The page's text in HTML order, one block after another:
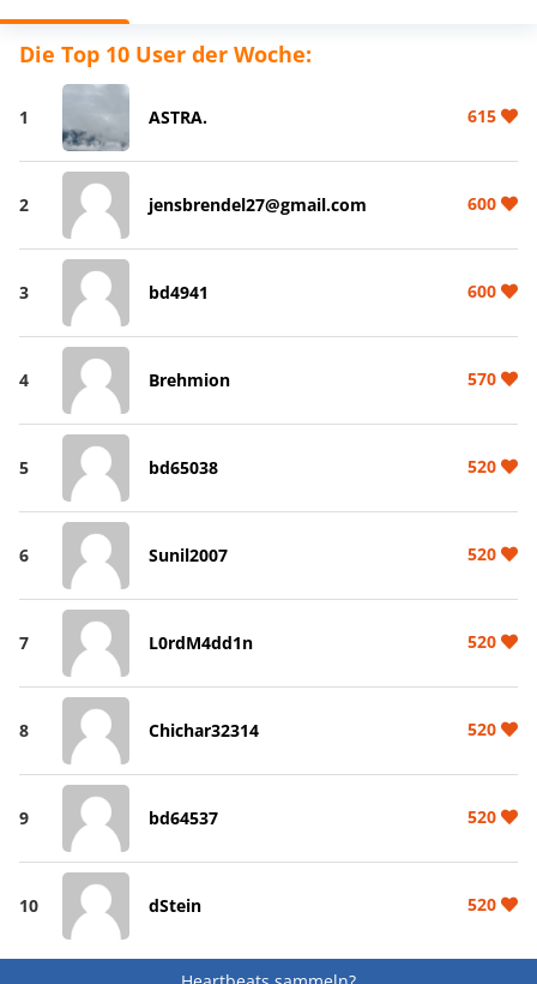
Die Top 10 User der Woche:
1 ASTRA. 615
2 jensbrendel27@gmail.com 600
3 bd4941 600
4 Brehmion 570
5 bd65038 520
6 Sunil2007 520
7 L0rdM4dd1n 520
8 Chichar32314 520
9 bd64537 520
10 dStein 520